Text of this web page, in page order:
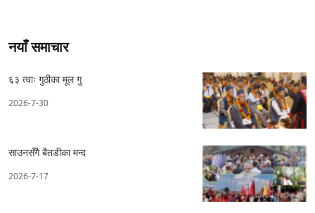
नयाँ समाचार
६३ त्वाः गुठीका मूल गु
2026-7-30
साउनसँगै बैतडीका मन्द
2026-7-17